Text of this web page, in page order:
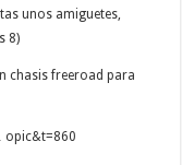
unos amiguetes,
8)
chasis freeroad para
opic&t=860